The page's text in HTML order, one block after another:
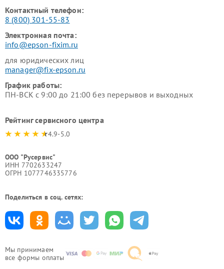
Мы принимаем
все формы оплаты
Контактный телефон:
8 (800) 301-55-83
Электронная почта:
info@epson-fixim.ru
для юридических лиц
manager@fix-epson.ru
График работы:
ПН-ВСК с 9:00 до 21:00 без перерывов и выходных
Рейтинг сервисного центра
4.9-5.0
ООО "Русервис"
ИНН 7702633247
ОГРН 1077746335776
Поделиться в соц. сетях: